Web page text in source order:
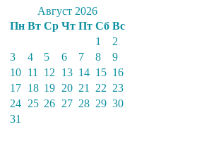
Август 2026
Пн Вт Ср Чт Пт Сб Вс
1
2
3
4 5 6 7 8
9
10 11 12 13 14 15 16
17 18 19 20 21 22 23
24 25 26 27 28 29 30
31